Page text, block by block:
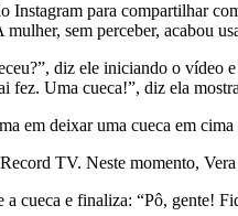
Instagram para compartilhar
sem perceber, acabou
diz ele iniciando o vídeo
fez. Uma cueca!”, diz ela
em deixar uma cueca em
TV. Neste momento,
cueca e finaliza: “Pô, gente!